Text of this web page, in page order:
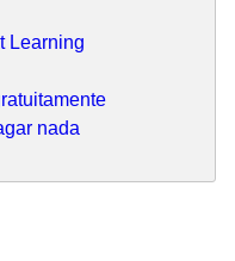
Learning
nada